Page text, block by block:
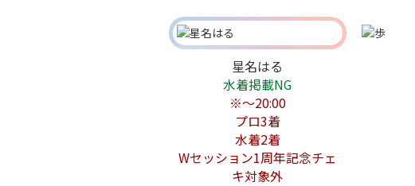
星名はる
水着掲載NG
※～20:00
プロ3着
水着2着
Wセッション1周年記念チェ
キ対象外